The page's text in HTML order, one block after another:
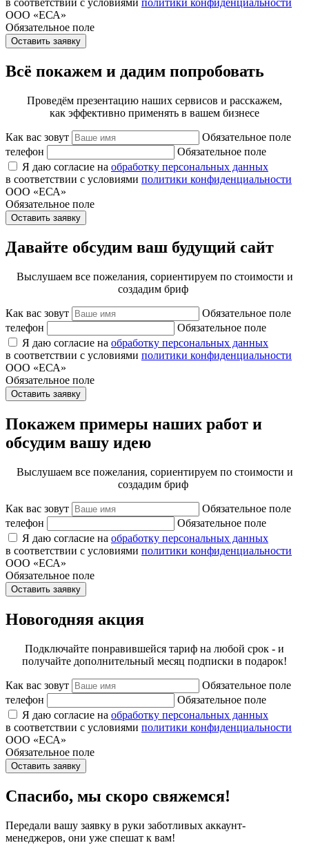
ООО «ЕСА»
Обязательное поле
Оставить заявку
Всё покажем и дадим попробовать
Проведём презентацию наших сервисов и расскажем,
как эффективно применять в вашем бизнесе
Как вас зовут
Обязательное поле
телефон
Обязательное поле
Я даю согласие на обработку персональных данных
в соответствии с условиями политики конфиденциальности
ООО «ЕСА»
Обязательное поле
Оставить заявку
Давайте обсудим ваш будущий сайт
Выслушаем все пожелания, сориентируем по стоимости и
создадим бриф
Как вас зовут
Обязательное поле
телефон
Обязательное поле
Я даю согласие на обработку персональных данных
в соответствии с условиями политики конфиденциальности
ООО «ЕСА»
Обязательное поле
Оставить заявку
Покажем примеры наших работ и
обсудим вашу идею
Выслушаем все пожелания, сориентируем по стоимости и
создадим бриф
Как вас зовут
Обязательное поле
телефон
Обязательное поле
Я даю согласие на обработку персональных данных
в соответствии с условиями политики конфиденциальности
ООО «ЕСА»
Обязательное поле
Оставить заявку
Новогодняя акция
Подключайте понравившейся тариф на любой срок - и
получайте дополнительный месяц подписки в подарок!
Как вас зовут
Обязательное поле
телефон
Обязательное поле
Я даю согласие на обработку персональных данных
в соответствии с условиями политики конфиденциальности
ООО «ЕСА»
Обязательное поле
Оставить заявку
Спасибо, мы скоро свяжемся!
Передали вашу заявку в руки заботливых аккаунт-
менеджеров, они уже спешат к вам!